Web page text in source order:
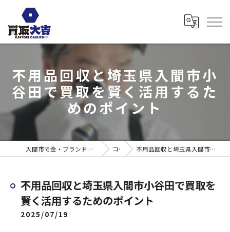
不用品回収と埼玉県入間市小
谷田で買取を賢く活用するた
めのポイント
入間市で金・ブランド売るなら買取大吉 ウエスタ武蔵藤沢店 コラム 不用品回収と埼玉県入間市小谷田で買取を賢く活用するためのポイント
不用品回収と埼玉県入間市小谷田で買取を
賢く活用するためのポイント
2025/07/19